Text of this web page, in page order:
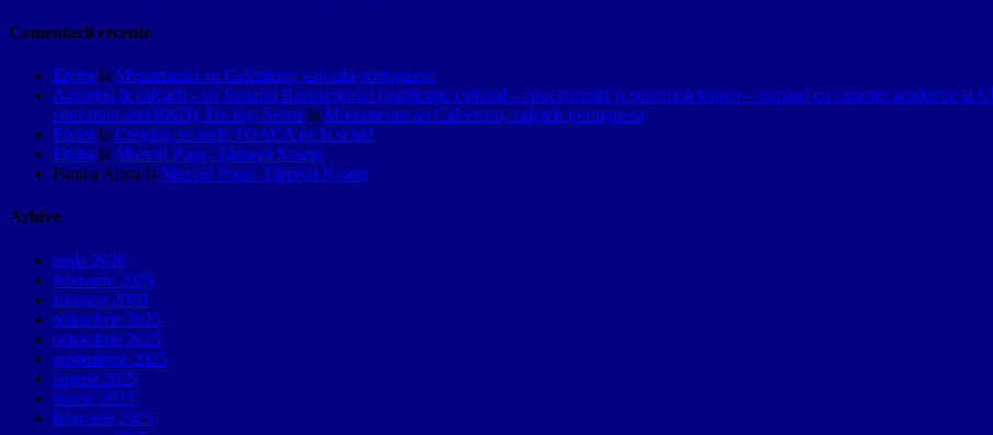
Comentarii recente
Elvira la Monumento ao Calceteiro, calçada portuguesa
Azulejos & calçada - cu Jurnalul Bucureștiului (publicație cultural – educațională și științifică franco – română cu caracter academic al
education and R&D). Dr. ing. Sebas la Monumento ao Calceteiro, calçada portuguesa
Elvira la Creştini, se aude TOACA pe la schit!
Elvira la Muzeul Popa, Târpeşti Neamţ
Panica Alina la Muzeul Popa, Târpeşti Neamţ
Arhive
iunie 2026
februarie 2026
ianuarie 2026
noiembrie 2025
octombrie 2025
septembrie 2025
august 2025
martie 2025
februarie 2025